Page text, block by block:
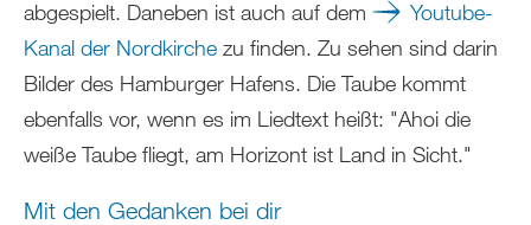
abgespielt. Daneben ist auch auf dem
Youtube-
Kanal der Nordkirche zu finden. Zu sehen sind darin
Bilder des Hamburger Hafens. Die Taube kommt
ebenfalls vor, wenn es im Liedtext heißt: "Ahoi die
weiße Taube fliegt, am Horizont ist Land in Sicht."
Mit den Gedanken bei dir